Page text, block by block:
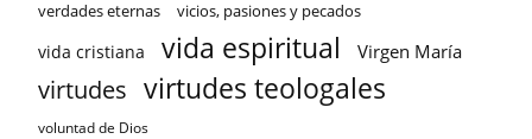
verdades eternas vicios, pasiones y pecados
vida cristiana vida espiritual Virgen María
virtudes virtudes teologales
voluntad de Dios